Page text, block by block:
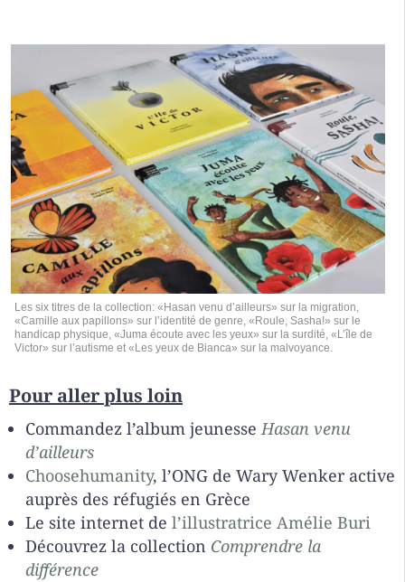
Les six titres de la collection: «Hasan venu d’ailleurs» sur la migration,
«Camille aux papillons» sur l’identité de genre, «Roule, Sasha!» sur le
handicap physique, «Juma écoute avec les yeux» sur la surdité, «L’île de
Victor» sur l’autisme et «Les yeux de Bianca» sur la malvoyance.
Pour aller plus loin
Commandez l’album jeunesseHasan venu
d’ailleurs
Choosehumanity, l’ONG de Wary Wenker active
auprès des réfugiés en Grèce
Le site internet de l’illustratrice Amélie Buri
Découvrez la collection Comprendre la
différence